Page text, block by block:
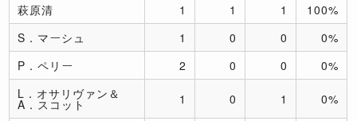
萩原清
1 1 1
100%
S．マーシュ
1 0 0
0%
P．ペリー
2 0 0
0%
L．オサリヴァン＆
A．スコット 1 0 1 0%